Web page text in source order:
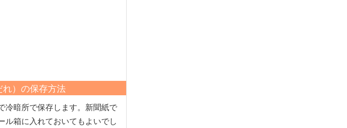
）の保存方法
冷暗所で保存します。新聞紙で
ル箱に入れておいてもよいでし